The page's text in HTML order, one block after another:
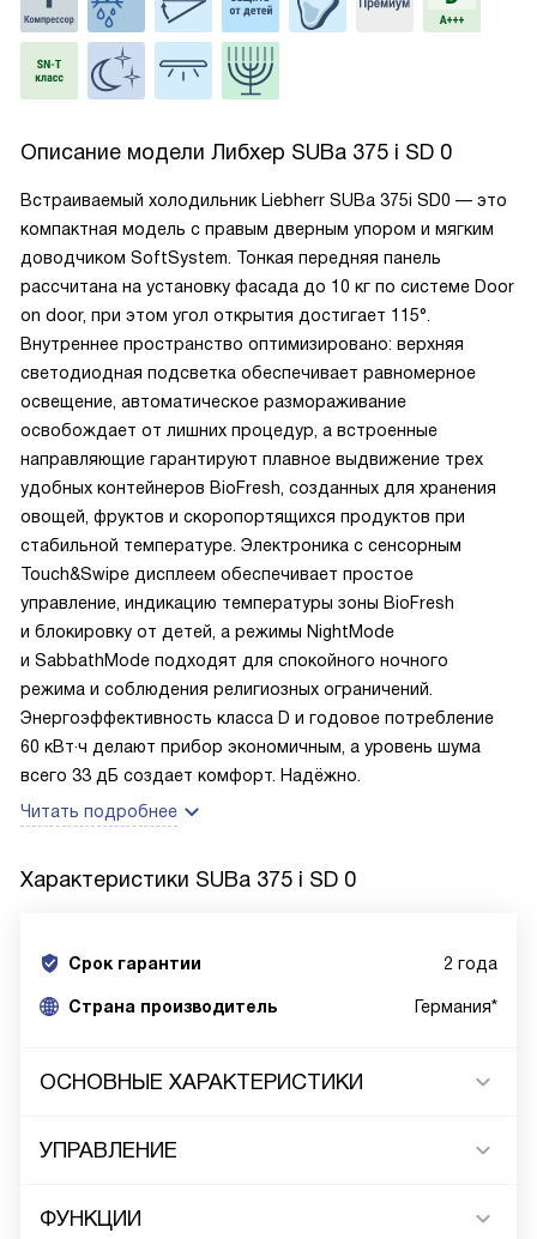
Описание модели Либхер SUBa 375 i SD 0
Встраиваемый холодильник Liebherr SUBa 375i SD0 — это
компактная модель с правым дверным упором и мягким
доводчиком SoftSystem. Тонкая передняя панель
рассчитана на установку фасада до 10 кг по системе Door
on door, при этом угол открытия достигает 115°.
Внутреннее пространство оптимизировано: верхняя
светодиодная подсветка обеспечивает равномерное
освещение, автоматическое размораживание
освобождает от лишних процедур, а встроенные
направляющие гарантируют плавное выдвижение трех
удобных контейнеров BioFresh, созданных для хранения
овощей, фруктов и скоропортящихся продуктов при
стабильной температуре. Электроника с сенсорным
Touch&Swipe дисплеем обеспечивает простое
управление, индикацию температуры зоны BioFresh
и блокировку от детей, а режимы NightMode
и SabbathMode подходят для спокойного ночного
режима и соблюдения религиозных ограничений.
Энергоэффективность класса D и годовое потребление
60 кВт·ч делают прибор экономичным, а уровень шума
всего 33 дБ создает комфорт. Надёжно.
Читать подробнее
Характеристики SUBa 375 i SD 0
Срок гарантии 2 года
Cтрана производитель Германия*
ОСНОВНЫЕ ХАРАКТЕРИСТИКИ
УПРАВЛЕНИЕ
ФУНКЦИИ